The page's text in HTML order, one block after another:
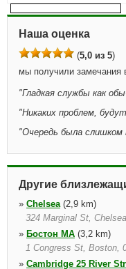
Наша оценка
(5,0 из 5)
мы получили
"Гладкая службы как
"Никаких проблем,
"Очередь была слишком
Другие
» Chelsea(2,9 km)
324 Marginal St,
» Бостон MA (3,2 km)
1 Congress St, Boston,
» Cambridge 25 River